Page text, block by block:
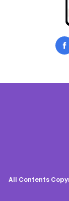
All Contents